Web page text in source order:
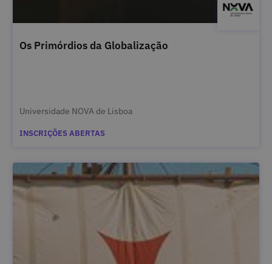
Os Primórdios da Globalização
Universidade NOVA de Lisboa
INSCRIÇÕES ABERTAS